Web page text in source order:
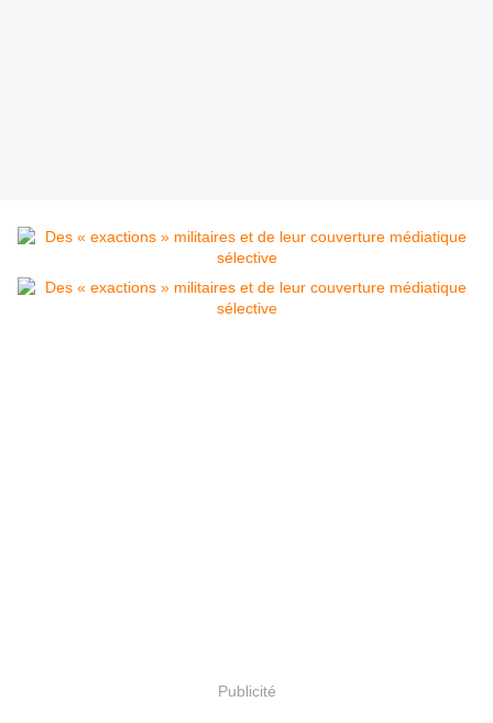
Publicité